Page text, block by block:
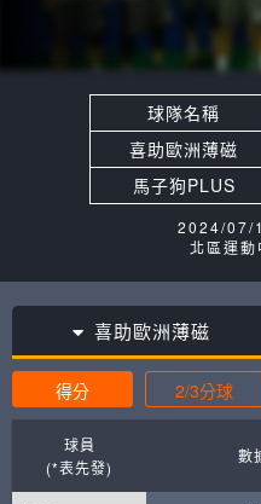
球隊名稱
喜助歐洲薄磁
馬子狗PLUS
2024/07/
北區運
喜助歐洲薄磁
得分 2/3分球
球員
(*表先發)
數